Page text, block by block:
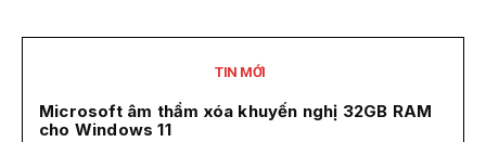
TIN MỚI
Microsoft âm thầm xóa khuyến nghị 32GB RAM
cho Windows 11